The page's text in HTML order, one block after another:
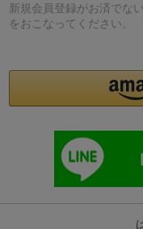
新規会員登録がお済でな
をおこなってください。